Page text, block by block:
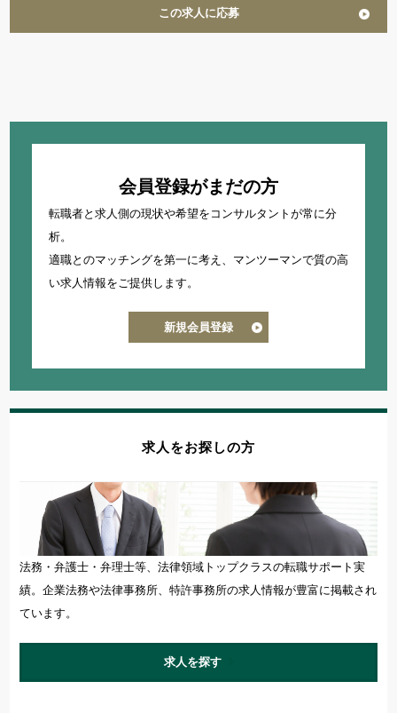
この求人に応募
会員登録がまだの方
転職者と求人側の現状や希望をコンサルタントが常に分
析。
適職とのマッチングを第一に考え、 マンツーマンで質の高
い求人情報をご提供します。
新規会員登録
求人をお探しの方
法務・弁護士・弁理士等、法律領域トップクラスの転職サポート実
績。企業法務や法律事務所、特許事務所の求人情報が豊富に掲載され
ています。
求人を探す